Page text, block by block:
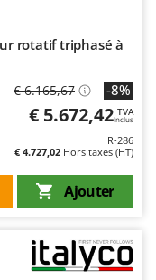
rotatif triphasé à
€ 6.165,67 -8%
€ 5.672,42 TVA
Inclus
R-286
€ 4.727,02 Hors taxes (HT)
Ajouter